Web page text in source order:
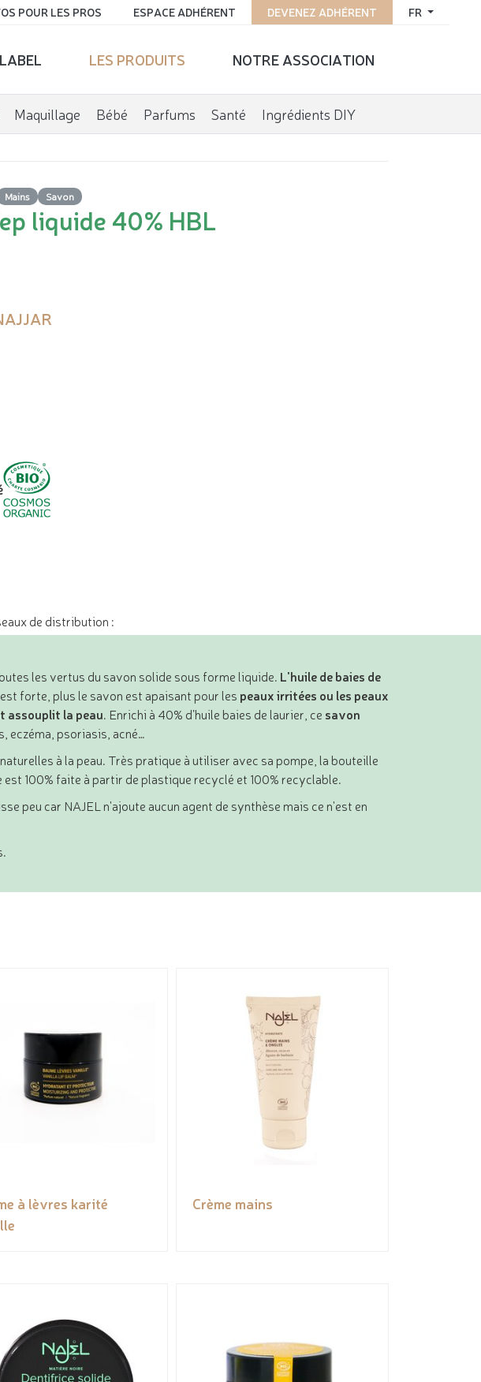
FR
DEVENEZ ADHÉRENT
ESPACE ADHÉRENT
POUR LES PROS
LES PRODUITS NOTRE ASSOCIATION
Maquillage Bébé Parfums Santé Ingrédients DIY
Mains Savon
liquide 40% HBL
de distribution :
les vertus du savon solide sous forme liquide. L'huile de baies de
forte, plus le savon est apaisant pour les peaux irritées ou les peaux
assouplit la peau. Enrichi à 40% d’huile baies de laurier, ce savon
eczéma, psoriasis, acné…
à la peau. Très pratique à utiliser avec sa pompe, la bouteille
100% faite à partir de plastique recyclé et 100% recyclable.
peu car NAJEL n'ajoute aucun agent de synthèse mais ce n'est en
à lèvres karité
Crème mains